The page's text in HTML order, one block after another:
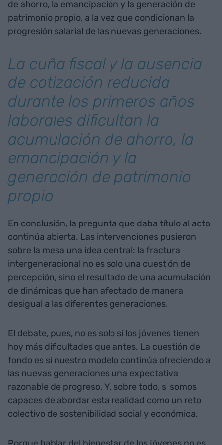
de ahorro, la emancipación y la generación de
patrimonio propio, a la vez que condicionan la
progresión salarial de las nuevas generaciones.
La cuña fiscal y la ausencia
de cotización reducida
durante los primeros años
laborales dificultan la
acumulación de ahorro, la
emancipación y la
generación de patrimonio
propio
En conclusión, la pregunta que daba título al acto
continúa abierta. Las intervenciones pusieron
sobre la mesa una idea central: la fractura
intergeneracional no es solo una cuestión de
percepción, sino el resultado de una acumulación
de dinámicas que han afectado de manera
desigual a las diferentes generaciones.
El debate, pues, no es solo si los jóvenes tienen
hoy más dificultades que antes. La cuestión de
fondo es si nuestro modelo continúa ofreciendo a
las nuevas generaciones una expectativa
razonable de progreso. Y, sobre todo, si somos
capaces de abordar esta realidad como un reto
colectivo de sostenibilidad social y económica.